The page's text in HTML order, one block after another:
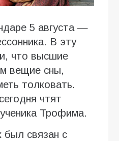
5 августа —
В эту
что высшие
вещие сны,
толковать.
чтят
Трофима.
был связан с